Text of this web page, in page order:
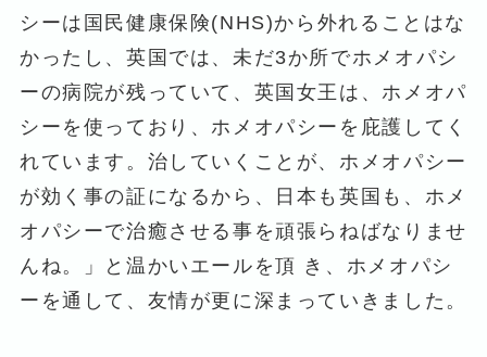
シーは国民健康保険(NHS)から外れることはな
かったし、英国では、未だ3か所でホメオパシ
ーの病院が残っていて、英国女王は、ホメオパ
シーを使っており、ホメオパシーを庇護してく
れています。治していくことが、ホメオパシー
が効く事の証になるから、日本も英国も、ホメ
オパシーで治癒させる事を頑張らねばなりませ
んね。」と温かいエールを頂 き、ホメオパシ
ーを通して、友情が更に深まっていきました。